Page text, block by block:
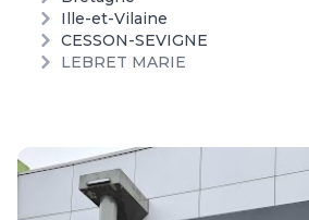
Ille-et-Vilaine
CESSON-SEVIGNE
LEBRET MARIE